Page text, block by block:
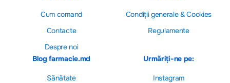
Cum comand
Contacte
Despre noi
Сondiții generale & Cookies
Regulamente
Blog farmacie.md
Sănătate
Urmăriți-ne pe:
Instagram